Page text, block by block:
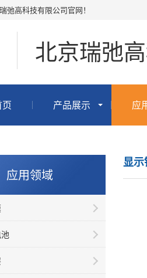
弛高科技有限公司官网！
北京瑞弛
产品展示 应
应用领域
显